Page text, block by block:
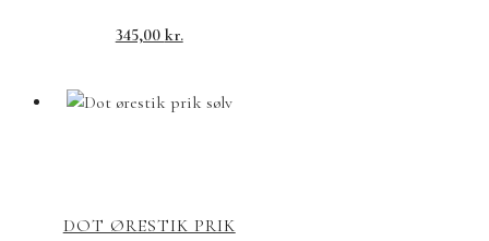
345,00 kr.
DOT ØRESTIK PRIK